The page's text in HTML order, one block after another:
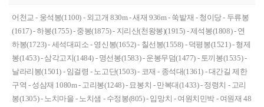
어천교 - 웅석봉(1100) - 외고개 830m - 새재 936m - 쑥밭재 - 청이당 - 두류봉
(1617) - 하봉(1755) - 중봉(1875) - 지리산(천왕봉)(1915) - 제석봉(1808) - 연
하봉(1723) - 세석대피소 - 영신봉(1652) - 칠선봉(1558) - 덕평봉(1521) - 형제
봉(1453) - 삼각고지(1484) - 명선봉(1583) - 운봉무덤(1477) - 토끼봉(1535) -
날라리봉(1501) - 임걸령 - 노고단(1503) - 코재 - 종석대(1361) - 대간길 제한
구역 - 성삼재 1080m - 고리봉(1248) - 묘봉치 - 만복대(1433) - 정령치 - 고리
봉(1305) - 노치마을 - 노치샘 - 수정봉(805) - 입망치 - 여원치민박 - 여원재 48